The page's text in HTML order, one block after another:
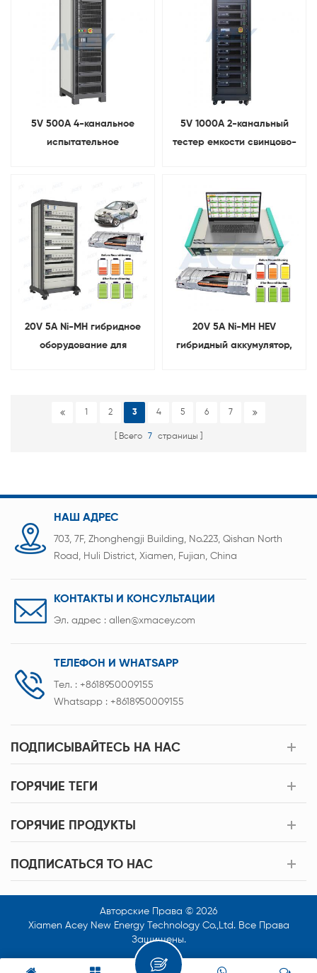
5V 500A 4-канальное
испытательное
5V 1000A 2-канальный
тестер емкости свинцово-
20V 5A Ni-MH гибридное
оборудование для
аккумулятора HEV,
зарядное устройство,
разрядник, тестер
20V 5A Ni-MH HEV
гибридный аккумулятор,
аккумулятора,
диагностический тестер
1 2 3 4 5 6 7
Всего 7 страницы
НАШ АДРЕС
703, 7F, Zhonghengji Building, No.223, Qishan North
Road, Huli District, Xiamen, Fujian, China
КОНТАКТЫ И КОНСУЛЬТАЦИИ
Эл. адрес : allen@xmacey.com
ТЕЛЕФОН И WHATSAPP
Тел. : +8618950009155
Whatsapp : +8618950009155
ПОДПИСЫВАЙТЕСЬ НА НАС
ГОРЯЧИЕ ТЕГИ
ГОРЯЧИЕ ПРОДУКТЫ
ПОДПИСАТЬСЯ TO НАС
Авторские Права © 2026
Xiamen Acey New Energy Technology Co.,Ltd. Все Права
Защищены.